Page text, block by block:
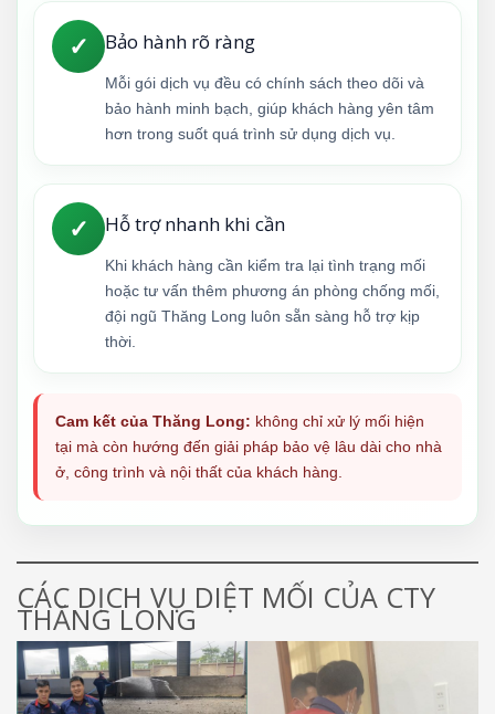
✓ Bảo hành rõ ràng
Mỗi gói dịch vụ đều có chính sách theo dõi và
bảo hành minh bạch, giúp khách hàng yên tâm
hơn trong suốt quá trình sử dụng dịch vụ.
✓ Hỗ trợ nhanh khi cần
Khi khách hàng cần kiểm tra lại tình trạng mối
hoặc tư vấn thêm phương án phòng chống mối,
đội ngũ Thăng Long luôn sẵn sàng hỗ trợ kịp
thời.
Cam kết của Thăng Long: không chỉ xử lý mối hiện
tại mà còn hướng đến giải pháp bảo vệ lâu dài cho nhà
ở, công trình và nội thất của khách hàng.
CÁC DỊCH VỤ DIỆT MỐI CỦA CTY
THĂNG LONG